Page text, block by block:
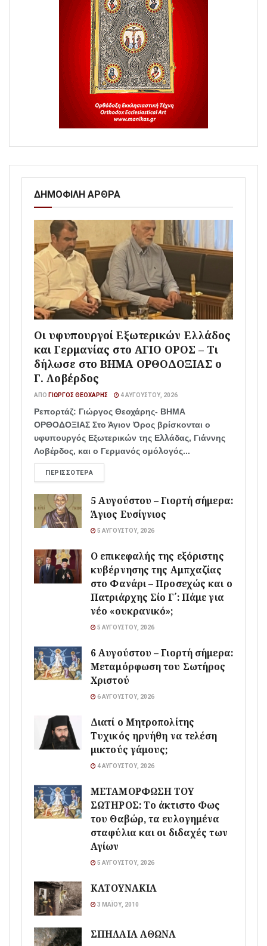
ΔΗΜΟΦΙΛΗ ΑΡΘΡΑ
Οι υφυπουργοί Εξωτερικών Ελλάδος
και Γερμανίας στο ΑΓΙΟ ΟΡΟΣ – Τι
δήλωσε στο ΒΗΜΑ ΟΡΘΟΔΟΞΙΑΣ ο
Γ. Λοβέρδος
ΑΠΌ ΓΙΏΡΓΟΣ ΘΕΟΧΆΡΗΣ 4 ΑΥΓΟΎΣΤΟΥ, 2026
Ρεπορτάζ: Γιώργος Θεοχάρης- ΒΗΜΑ
ΟΡΘΟΔΟΞΙΑΣ Στο Άγιον Όρος βρίσκονται ο
υφυπουργός Εξωτερικών της Ελλάδας, Γιάννης
Λοβέρδος, και ο Γερμανός ομόλογός...
ΠΕΡΙΣΣΌΤΕΡΑ
5 Αυγούστου – Γιορτή σήμερα:
Άγιος Ευσίγνιος
5 ΑΥΓΟΎΣΤΟΥ, 2026
Ο επικεφαλής της εξόριστης
κυβέρνησης της Αμπχαζίας
στο Φανάρι – Προσεχώς και ο
Πατριάρχης Σίο Γ΄: Πάμε για
νέο «ουκρανικό»;
5 ΑΥΓΟΎΣΤΟΥ, 2026
6 Αυγούστου – Γιορτή σήμερα:
Μεταμόρφωση του Σωτήρος
Χριστού
6 ΑΥΓΟΎΣΤΟΥ, 2026
Διατί ο Μητροπολίτης
Τυχικός ηρνήθη να τελέση
μικτούς γάμους;
4 ΑΥΓΟΎΣΤΟΥ, 2026
ΜΕΤΑΜΟΡΦΩΣΗ ΤΟΥ
ΣΩΤΗΡΟΣ: Το άκτιστο Φως
του Θαβώρ, τα ευλογημένα
σταφύλια και οι διδαχές των
Αγίων
5 ΑΥΓΟΎΣΤΟΥ, 2026
ΚΑΤΟΥΝΑΚΙΑ
3 ΜΑΪ́ΟΥ, 2010
ΣΠΗΛΑΙΑ ΑΘΩΝΑ